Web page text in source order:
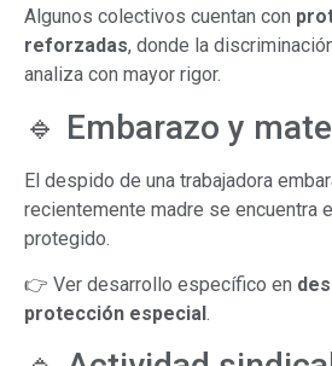
Algunos colectivos cuentan con
reforzadas, donde la
analiza con mayor rigor.
🔹 Embarazo y
El despido de una trabajadora
recientemente madre se encuentra
protegido.
👉 Ver desarrollo específico en
protección especial.